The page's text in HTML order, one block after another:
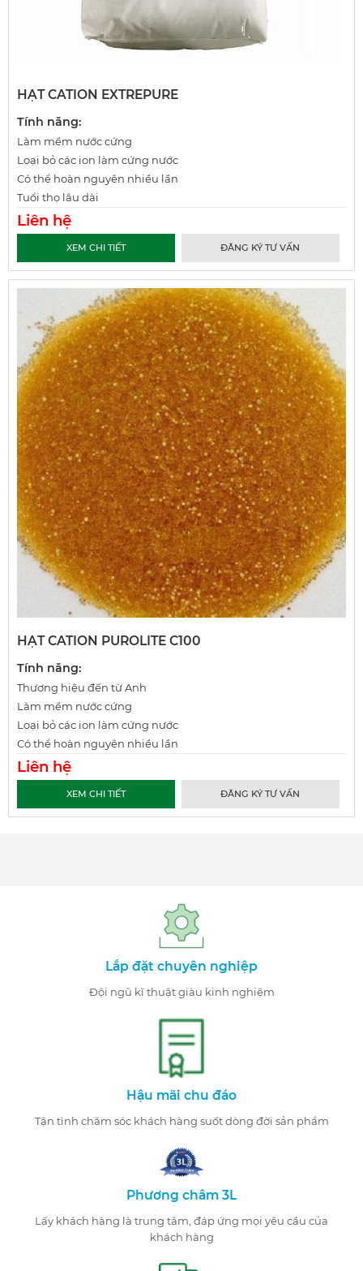
HẠT CATION EXTREPURE
Tính năng:
Làm mềm nước cứng
Loại bỏ các ion làm cứng nước
Có thể hoàn nguyên nhiều lần
Tuổi thọ lâu dài
Liên hệ
XEM CHI TIẾT ĐĂNG KÝ TƯ VẤN
HẠT CATION PUROLITE C100
Tính năng:
Thương hiệu đến từ Anh
Làm mềm nước cứng
Loại bỏ các ion làm cứng nước
Có thể hoàn nguyên nhiều lần
Liên hệ
XEM CHI TIẾT ĐĂNG KÝ TƯ VẤN
Lắp đặt chuyên nghiệp
Đội ngũ kĩ thuật giàu kinh nghiệm
Hậu mãi chu đáo
Tận tình chăm sóc khách hàng suốt dòng đời sản phẩm
Phương châm 3L
Lấy khách hàng là trung tâm, đáp ứng mọi yêu cầu của
khách hàng